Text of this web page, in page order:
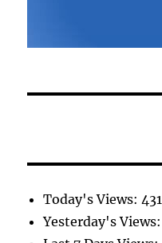
Today's Views:431
Yesterday's